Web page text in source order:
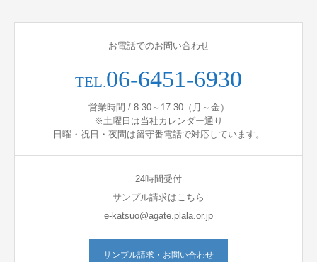
お電話でのお問い合わせ
TEL.06-6451-6930
営業時間 / 8:30～17:30（月～金）
※土曜日は当社カレンダー通り
日曜・祝日・夜間は留守番電話で対応しています。
24時間受付
サンプル請求はこちら
e-katsuo@agate.plala.or.jp
サンプル請求・お問い合わせ